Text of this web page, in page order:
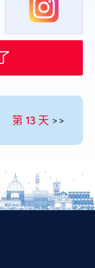
第 13 天 >>
Telugu
Thai
Vietnamese